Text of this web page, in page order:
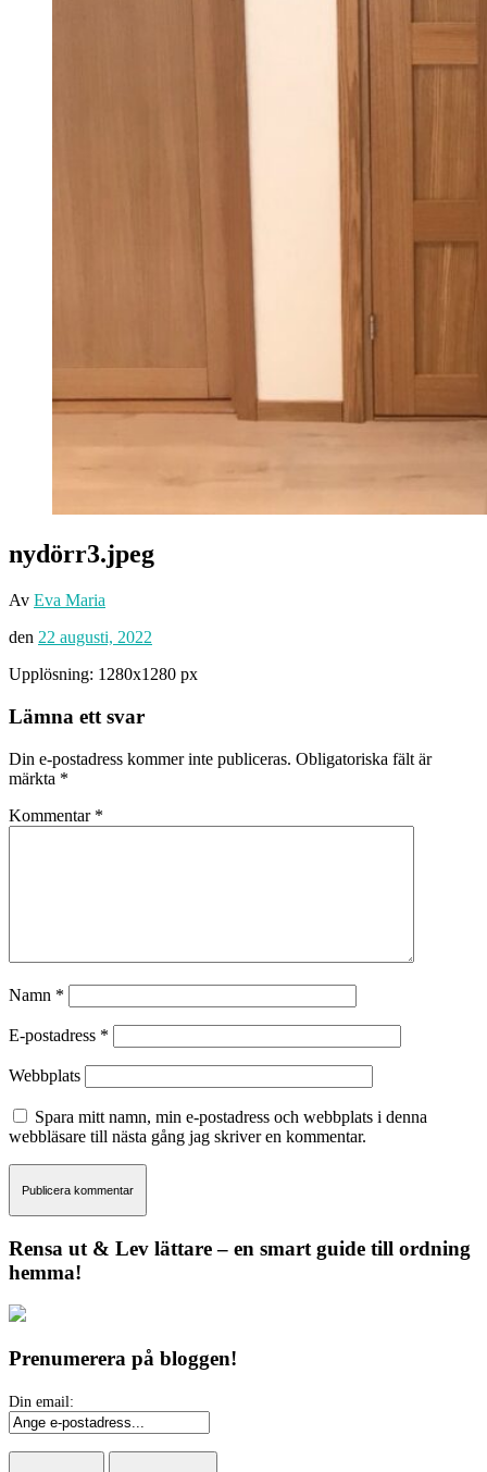
nydörr3.jpeg
Av Eva Maria
den 22 augusti, 2022
Upplösning: 1280x1280 px
Lämna ett svar
Din e-postadress kommer inte publiceras. Obligatoriska fält är
märkta *
Kommentar *
Namn *
E-postadress *
Webbplats
Spara mitt namn, min e-postadress och webbplats i denna
webbläsare till nästa gång jag skriver en kommentar.
Rensa ut & Lev lättare – en smart guide till ordning
hemma!
Prenumerera på bloggen!